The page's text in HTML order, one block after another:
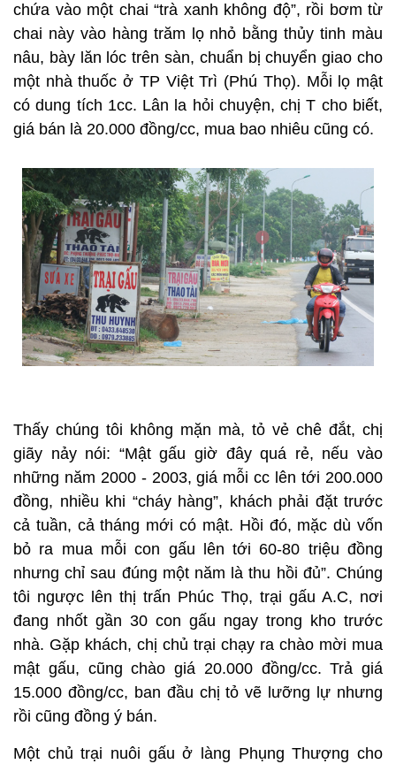
chứa vào một chai “trà xanh không độ”, rồi bơm từ
chai này vào hàng trăm lọ nhỏ bằng thủy tinh màu
nâu, bày lăn lóc trên sàn, chuẩn bị chuyển giao cho
một nhà thuốc ở TP Việt Trì (Phú Thọ). Mỗi lọ mật
có dung tích 1cc. Lân la hỏi chuyện, chị T cho biết,
giá bán là 20.000 đồng/cc, mua bao nhiêu cũng có.
Thấy chúng tôi không mặn mà, tỏ vẻ chê đắt, chị
giãy nảy nói: “Mật gấu giờ đây quá rẻ, nếu vào
những năm 2000 - 2003, giá mỗi cc lên tới 200.000
đồng, nhiều khi “cháy hàng”, khách phải đặt trước
cả tuần, cả tháng mới có mật. Hồi đó, mặc dù vốn
bỏ ra mua mỗi con gấu lên tới 60-80 triệu đồng
nhưng chỉ sau đúng một năm là thu hồi đủ”. Chúng
tôi ngược lên thị trấn Phúc Thọ, trại gấu A.C, nơi
đang nhốt gần 30 con gấu ngay trong kho trước
nhà. Gặp khách, chị chủ trại chạy ra chào mời mua
mật gấu, cũng chào giá 20.000 đồng/cc. Trả giá
15.000 đồng/cc, ban đầu chị tỏ vẽ lưỡng lự nhưng
rồi cũng đồng ý bán.
Một chủ trại nuôi gấu ở làng Phụng Thượng cho